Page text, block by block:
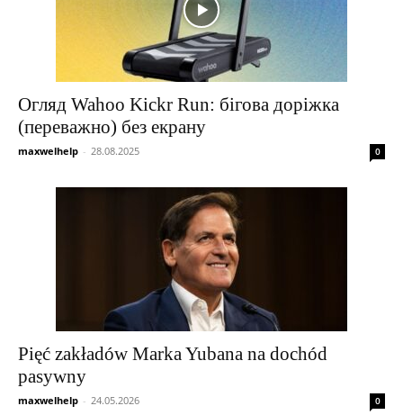
Огляд Wahoo Kickr Run: бігова доріжка
(переважно) без екрану
maxwelhelp - 28.08.2025 0
Pięć zakładów Marka Yubana na dochód
pasywny
maxwelhelp - 24.05.2026 0